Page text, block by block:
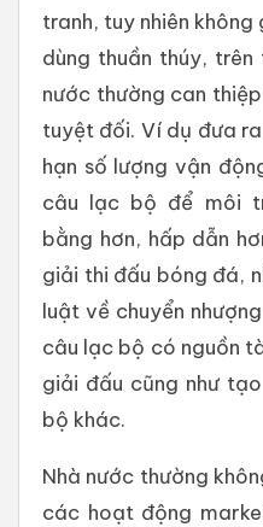
tranh, tuy nhiên
dùng thuần thúy,
nước thường can
tuyệt đối. Ví dụ đưa
hạn số lượng vận
câu lạc bộ để môi
bằng hơn, hấp dẫn
giải thi đấu bóng đá,
luật về chuyển
câu lạc bộ có nguồn
giải đấu cũng như
bộ khác.
Nhà nước thường
các hoạt động